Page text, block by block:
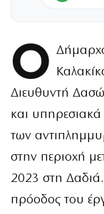
Ο
Διευθυντή
και υπηρεσιακά
των
στην περιοχή
2023 στη
πρόοδος του